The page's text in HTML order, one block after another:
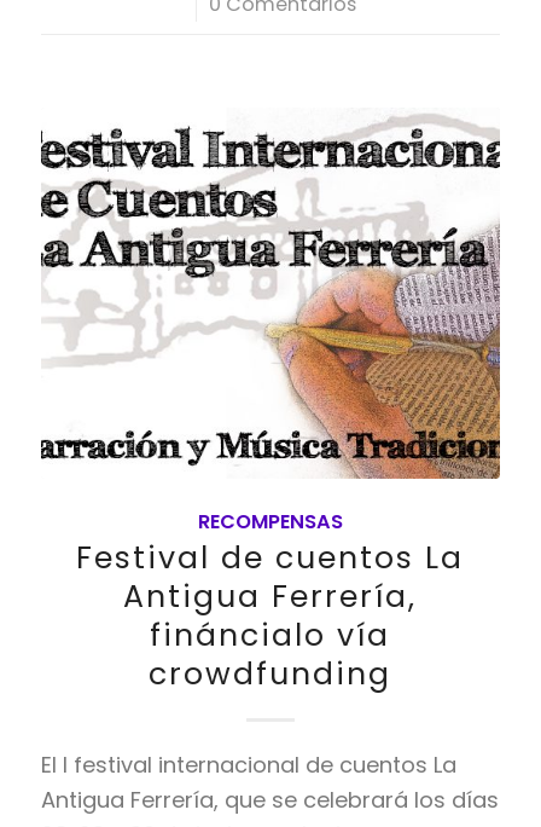
RECOMPENSAS
Festival de cuentos La
Antigua Ferrería,
fináncialo vía
crowdfunding
El I festival internacional de cuentos La
Antigua Ferrería, que se celebrará los días